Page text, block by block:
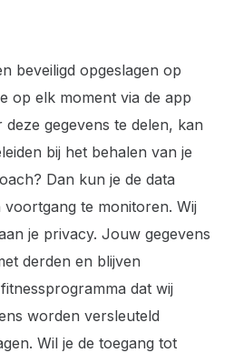
beveiligd opgeslagen op
op elk moment via de app
gegevens te delen, kan
bij het behalen van je
Dan kun je de data
te monitoren. Wij
je privacy. Jouw gegevens
derden en blijven
dat wij
worden versleuteld
Wil je de toegang tot